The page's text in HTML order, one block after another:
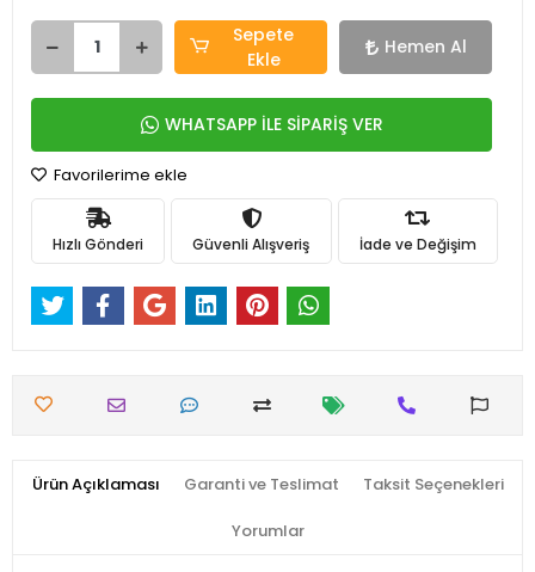
Sepete
Ekle
Hemen Al
WHATSAPP İLE SİPARİŞ VER
Favorilerime ekle
Hızlı Gönderi Güvenli Alışveriş İade ve Değişim
Ürün Açıklaması Garanti ve Teslimat Taksit Seçenekleri
Yorumlar